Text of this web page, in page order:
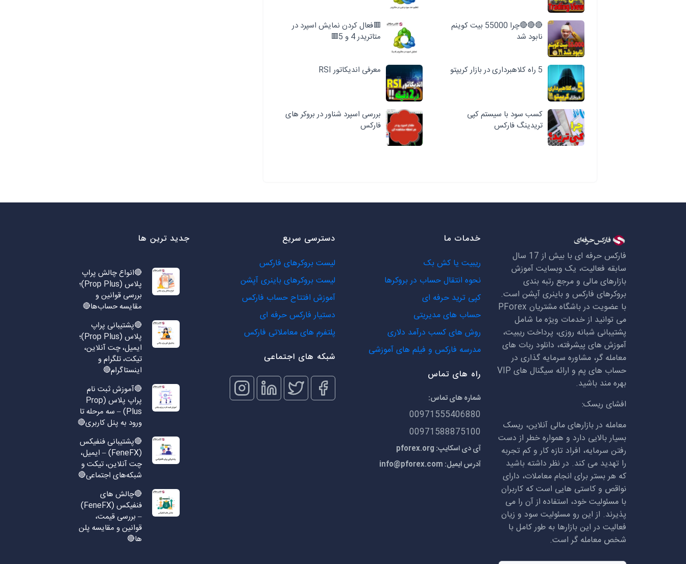
🔴🔴🔴چرا 55000 بیت کوینم
نابود شد
🟥فعال کردن نمایش اسپرد در
متاتریدر 4 و 5🟥
5 راه کلاهبرداری در بازار کریپتو معرفی اندیکاتور RSI
کسب سود با سیستم کپی
تریدینگ فارکس
بررسی اسپرد شناور در بروکر های
فارکس
فارکس حرفه ای با بیش از 17 سال
سابقه فعالیت، یک وبسایت آموزش
بازارهای مالی و مرجع رتبه بندی
بروکرهای فارکس و باینری آپشن است.
با عضویت در باشگاه مشتریان PForex
می توانید از خدمات ویژه ما شامل
پشتیبانی شبانه روزی، پرداخت ریبیت،
آموزش های پیشرفته، دانلود ربات های
معامله گر، مشاوره سرمایه گذاری در
حساب های پم و ارائه سیگنال های VIP
بهره مند باشید.
افشای ریسک:
معامله در بازارهای مالی آنلاین، ریسک
بسیار بالایی دارد و همواره خطر از دست
رفتن سرمایه، افراد تازه کار و کم تجربه
را تهدید می کند. در نظر داشته باشید
که هر بستر برای انجام معاملات، دارای
نواقص و کاستی هایی است که کاربران
با مسئولیت خود، استفاده از آن را می
پذیرند. از این رو مسئولیت سود و زیان
فعالیت در این بازارها به طور کامل با
شخص معامله گر است.
خدمات ما
ریبیت یا کش بک
نحوه انتقال حساب در بروکرها
کپی ترید حرفه ای
حساب های مدیریتی
روش های کسب درآمد دلاری
مدرسه فارکس و فیلم های آموزشی
راه های تماس
شماره های تماس:
00971555406880
00971588875100
آی دی اسکایپ: pforex.org
آدرس ایمیل: info@pforex.com
دسترسی سریع
لیست بروکرهای فارکس
لیست بروکرهای باینری آپشن
آموزش افتتاح حساب فارکس
دستیار فارکس حرفه ای
پلتفرم های معاملاتی فارکس
شبکه های اجتماعی
جدید ترین ها
🔴انواع چالش پراپ
پلاس (Prop Plus)؛
بررسی قوانین و
مقایسه حساب‌ها🔴
🔴پشتیبانی پراپ
پلاس (Prop Plus)؛
ایمیل، چت آنلاین،
تیکت، تلگرام و
اینستاگرام🔴
🔴آموزش ثبت نام
پراپ پلاس (Prop
Plus) – سه مرحله تا
ورود به پنل کاربری🔴
🔴پشتیبانی فنفیکس
(FeneFX) – ایمیل،
چت آنلاین، تیکت و
شبکه‌های اجتماعی🔴
🔴چالش های
فنفیکس (FeneFX)
– بررسی قیمت،
قوانین و مقایسه پلن
ها🔴